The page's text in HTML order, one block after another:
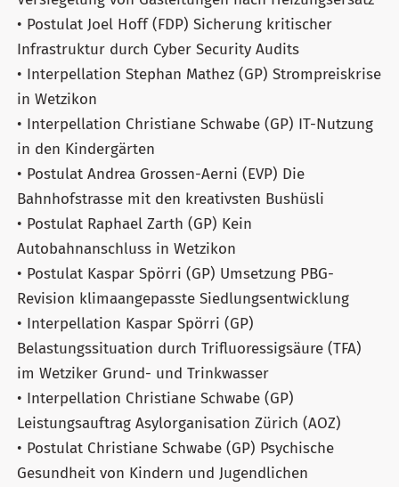
• Postulat Joel Hoff (FDP) Sicherung kritischer
Infrastruktur durch Cyber Security Audits
• Interpellation Stephan Mathez (GP) Strompreiskrise
in Wetzikon
• Interpellation Christiane Schwabe (GP) IT-Nutzung
in den Kindergärten
• Postulat Andrea Grossen-Aerni (EVP) Die
Bahnhofstrasse mit den kreativsten Bushüsli
• Postulat Raphael Zarth (GP) Kein
Autobahnanschluss in Wetzikon
• Postulat Kaspar Spörri (GP) Umsetzung PBG-
Revision klimaangepasste Siedlungsentwicklung
• Interpellation Kaspar Spörri (GP)
Belastungssituation durch Trifluoressigsäure (TFA)
im Wetziker Grund- und Trinkwasser
• Interpellation Christiane Schwabe (GP)
Leistungsauftrag Asylorganisation Zürich (AOZ)
• Postulat Christiane Schwabe (GP) Psychische
Gesundheit von Kindern und Jugendlichen